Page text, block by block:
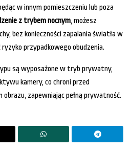
w innym pomieszczeniu lub poza
z trybem nocnym, możesz
bez konieczności zapalania światła w
przypadkowego obudzenia.
są wyposażone w tryb prywatny,
kamery, co chroni przed
zapewniając pełną prywatność.